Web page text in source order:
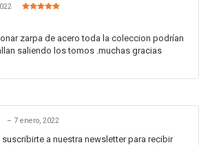
zarpa de acero toda la coleccion podrían
saliendo los tomos .muchas gracias
– 7 enero, 2022
a nuestra newsletter para recibir